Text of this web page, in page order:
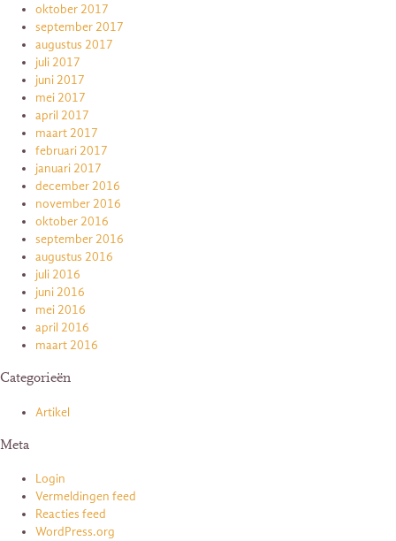
oktober 2017
september 2017
augustus 2017
juli 2017
juni 2017
mei 2017
april 2017
maart 2017
februari 2017
januari 2017
december 2016
november 2016
oktober 2016
september 2016
augustus 2016
juli 2016
juni 2016
mei 2016
april 2016
maart 2016
Categorieën
Artikel
Meta
Login
Vermeldingen feed
Reacties feed
WordPress.org